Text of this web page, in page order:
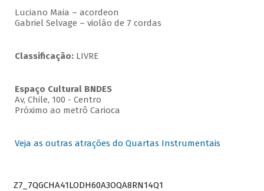
Luciano Maia – acordeon
Gabriel Selvage – violão de 7 cordas
Classificação:LIVRE
Espaço Cultural BNDES
Av, Chile, 100 - Centro
Próximo ao metrô Carioca
Veja as outras atrações do Quartas Instrumentais
Z7_7QGCHA41LODH60A3OQA8RN14Q1